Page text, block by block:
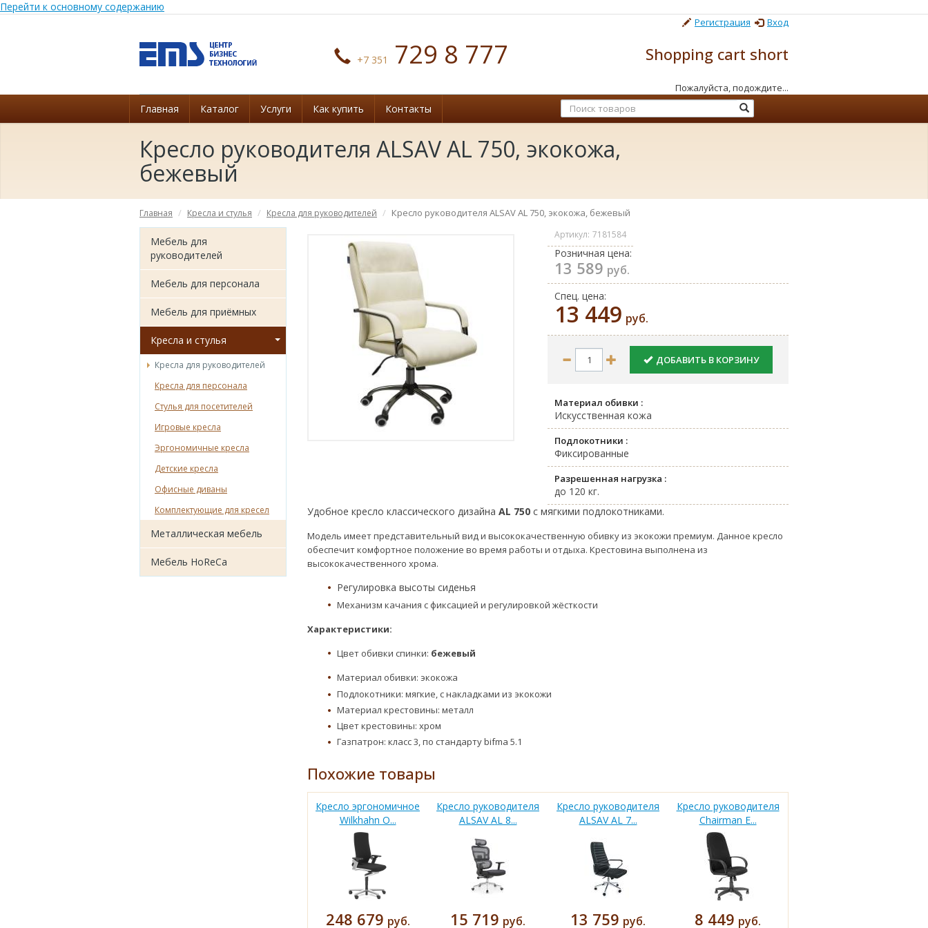
Перейти к основному содержанию
+7 351 729 8 777
Регистрация Вход
Shopping cart short
Пожалуйста, подождите...
Главная Каталог Услуги Как купить Контакты
Кресло руководителя ALSAV AL 750, экокожа,
бежевый
Главная Кресла и стулья Кресла для руководителей Кресло руководителя ALSAV AL 750, экокожа, бежевый
Мебель для
руководителей
Мебель для персонала
Мебель для приёмных
Кресла и стулья
Кресла для руководителей
Кресла для персонала
Стулья для посетителей
Игровые кресла
Эргономичные кресла
Детские кресла
Офисные диваны
Комплектующие для кресел
Металлическая мебель
Мебель HoReCa
Артикул: 7181584
Розничная цена:
13 589 руб.
Спец. цена:
13 449 руб.
ДОБАВИТЬ В КОРЗИНУ
Материал обивки
Искусственная кожа
Подлокотники
Фиксированные
Разрешенная нагрузка
до 120 кг.
Удобное кресло классического дизайна AL 750с мягкими подлокотниками.
Модель имеет представительный вид и высококачественную обивку из экокожи премиум. Данное кресло
обеспечит комфортное положение во время работы и отдыха. Крестовина выполнена из
высококачественного хрома.
Регулировка высоты сиденья
Механизм качания с фиксацией и регулировкой жёсткости
Характеристики:
Цвет обивки спинки: бежевый
Материал обивки: экокожа
Подлокотники: мягкие, с накладками из экокожи
Материал крестовины: металл
Цвет крестовины: хром
Газпатрон: класс 3, по стандарту bifma 5.1
Похожие товары
Кресло эргономичное
Wilkhahn O...
248 679 руб.
Кресло руководителя
ALSAV AL 8...
15 719 руб.
Кресло руководителя
ALSAV AL 7...
13 759 руб.
Кресло руководителя
Chairman E...
8 449 руб.